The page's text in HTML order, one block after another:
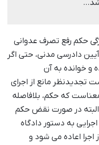
حکم رفع تصرف عدوانی
ماده ۱۷۵ قانون آیین دادرسی مدنی، حتی اگر
و خوانده به آن
تجدیدنظر مانع از اجرای
که حکم، بلافاصله
در صورت نقض حکم
به دستور دادگاه
اجرا اعاده می شود و